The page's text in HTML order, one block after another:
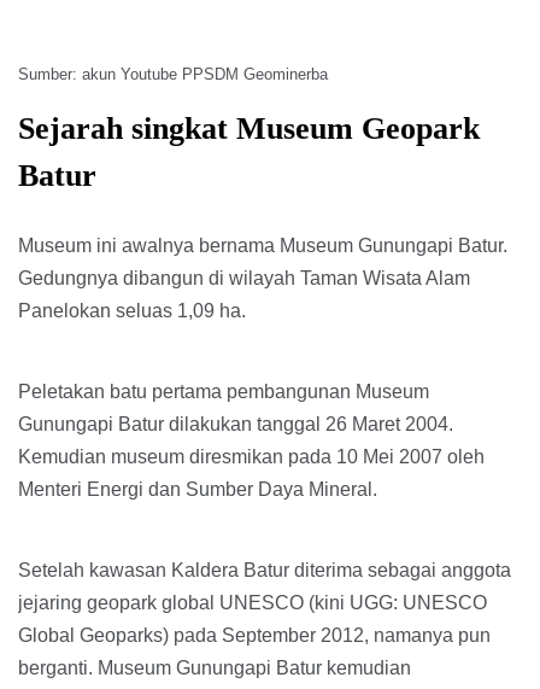
Sumber: akun Youtube PPSDM Geominerba
Sejarah singkat Museum Geopark
Batur
Museum ini awalnya bernama Museum Gunungapi Batur.
Gedungnya dibangun di wilayah Taman Wisata Alam
Panelokan seluas 1,09 ha.
Peletakan batu pertama pembangunan Museum
Gunungapi Batur dilakukan tanggal 26 Maret 2004.
Kemudian museum diresmikan pada 10 Mei 2007 oleh
Menteri Energi dan Sumber Daya Mineral.
Setelah kawasan Kaldera Batur diterima sebagai anggota
jejaring geopark global UNESCO (kini UGG: UNESCO
Global Geoparks) pada September 2012, namanya pun
berganti. Museum Gunungapi Batur kemudian